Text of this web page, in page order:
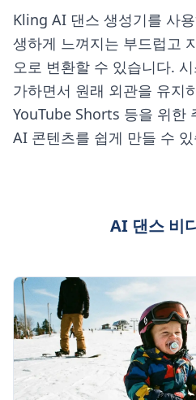
Kling AI 댄스 생성기를 사
생하게 느껴지는 부드럽고
오로 변환할 수 있습니다.
가하면서 원래 외관을 유
YouTube Shorts 등을 위한
AI 콘텐츠를 쉽게 만들 수
AI 댄스 비